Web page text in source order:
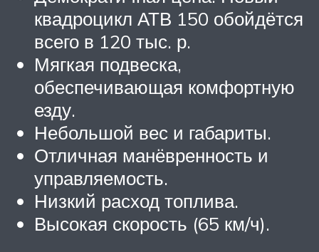
квадроцикл АТВ 150 обойдётся
всего в 120 тыс. р.
Мягкая подвеска,
обеспечивающая комфортную
езду.
Небольшой вес и габариты.
Отличная манёвренность и
управляемость.
Низкий расход топлива.
Высокая скорость (65 км/ч).